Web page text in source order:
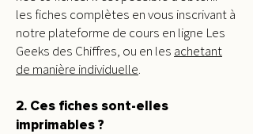
les fiches complètes en vous inscrivant à
notre plateforme de cours en ligne Les
Geeks des Chiffres, ou en les achetant
de manière individuelle.
2. Ces fiches sont-elles
imprimables ?